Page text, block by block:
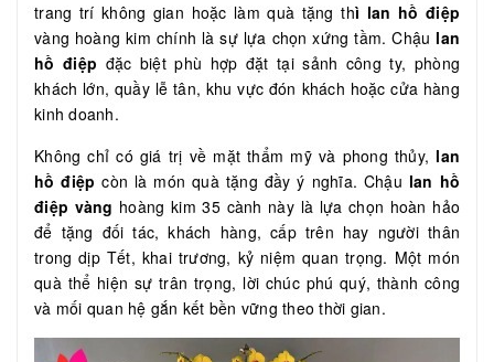
trang trí không gian hoặc làm quà tặng thì lan hồ điệp
vàng hoàng kim chính là sự lựa chọn xứng tầm. Chậu lan
hồ điệp đặc biệt phù hợp đặt tại sảnh công ty, phòng
khách lớn, quầy lễ tân, khu vực đón khách hoặc cửa hàng
kinh doanh.
Không chỉ có giá trị về mặt thẩm mỹ và phong thủy, lan
hồ điệp còn là món quà tặng đầy ý nghĩa. Chậu lan hồ
điệp vàng hoàng kim 35 cành này là lựa chọn hoàn hảo
để tặng đối tác, khách hàng, cấp trên hay người thân
trong dịp Tết, khai trương, kỷ niệm quan trọng. Một món
quà thể hiện sự trân trọng, lời chúc phú quý, thành công
và mối quan hệ gắn kết bền vững theo thời gian.